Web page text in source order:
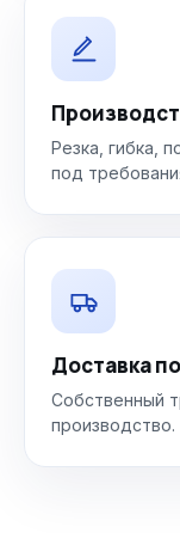
Резка, гибка,
под
Доставка
Собственный
производство.